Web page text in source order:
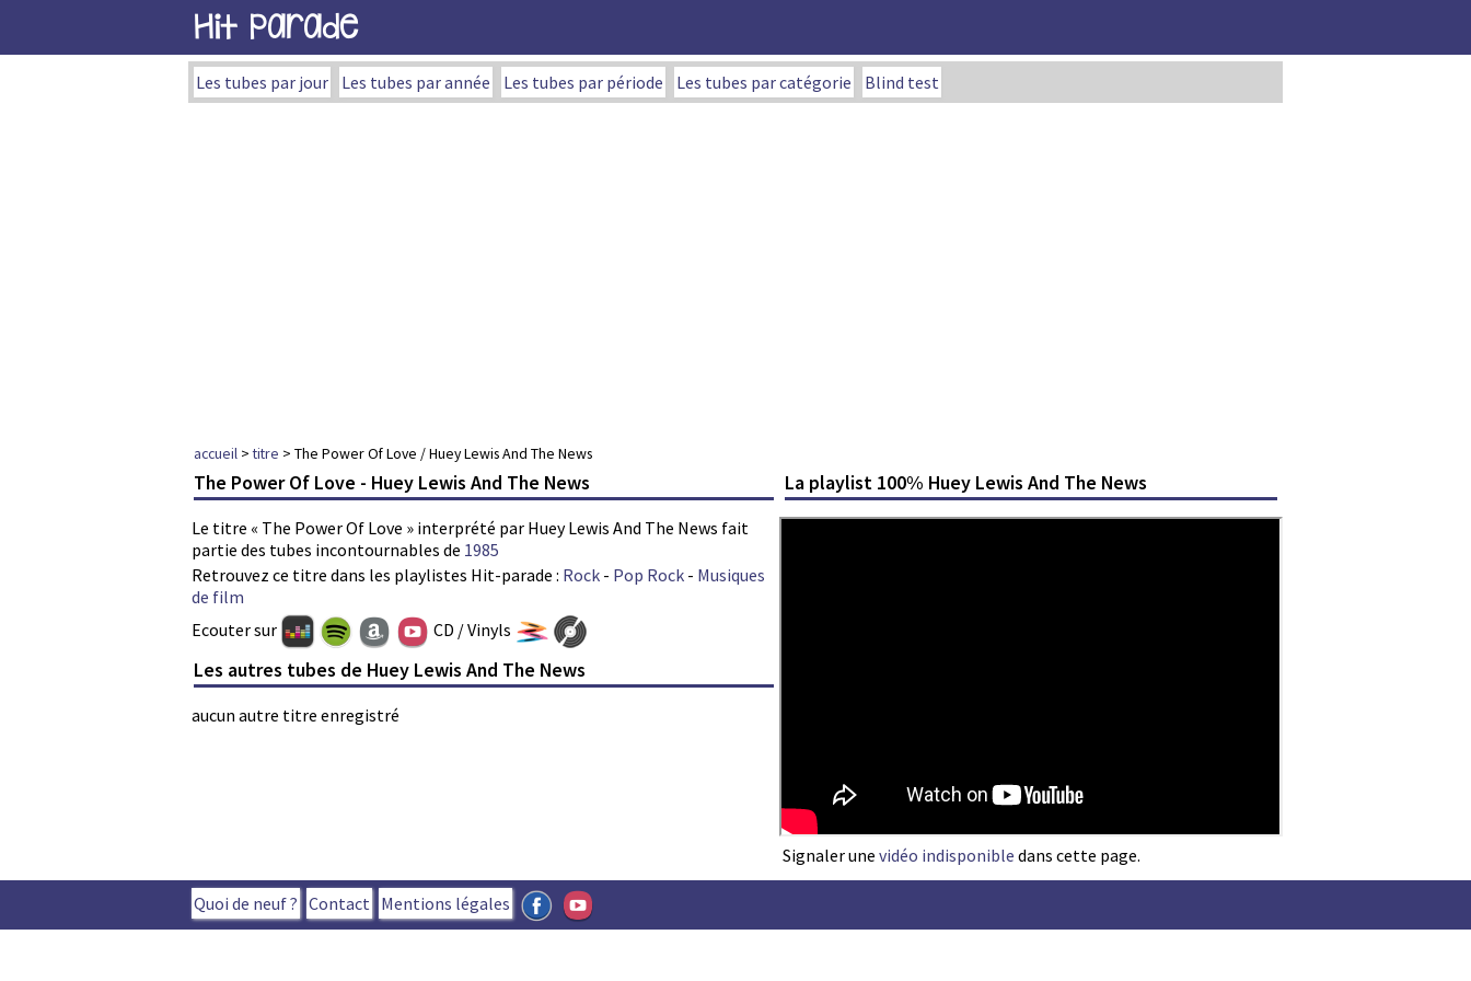
Hit Parade
Les tubes par jour Les tubes par année Les tubes par période Les tubes par catégorie Blind test
accueil >titre > The Power Of Love / Huey Lewis And The News
The Power Of Love - Huey Lewis And The News
Le titre « The Power Of Love » interprété par Huey Lewis And The News fait
partie des tubes incontournables de 1985
Retrouvez ce titre dans les playlistes Hit-parade : Rock - Pop Rock - Musiques
de film
La playlist 100% Huey Lewis And The News
Signaler une vidéo indisponible dans cette page.
Ecouter sur CD / Vinyls
Les autres tubes de Huey Lewis And The News
aucun autre titre enregistré
Quoi de neuf ? Contact Mentions légales